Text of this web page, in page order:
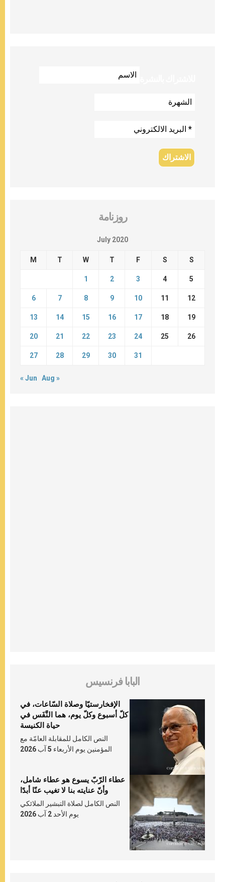
روزنامة
July 2020
M T W T F S S
1 2 3 4 5
6 7 8 9 10 11 12
13 14 15 16 17 18 19
20 21 22 23 24 25 26
27 28 29 30 31
« Jun Aug »
البابا فرنسيس
الإفخارستيّا وصلاة السّاعات، في
كلّ أسبوع وكلّ يوم، هما النَّفَس في
حياة الكنيسة
النص الكامل للمقابلة العامّة مع
المؤمنين يوم الأربعاء 5 آب 2026
عطاء الرّبّ يسوع هو عطاء شامل،
وأنّ عنايته بنا لا تغيب عنّا أبدًا
النص الكامل لصلاة التبشير الملائكي
يوم الأحد 2 آب 2026